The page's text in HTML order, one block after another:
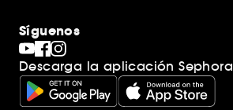
Síguenos
Descarga la aplicación Sephora